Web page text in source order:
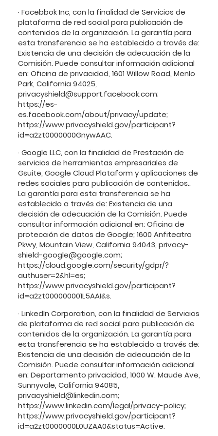
· Facebbok Inc, con la finalidad de Servicios de
plataforma de red social para publicación de
contenidos de la organización. La garantía para
esta transferencia se ha establecido a través de:
Existencia de una decisión de adecuación de la
Comisión. Puede consultar información adicional
en: Oficina de privacidad, 1601 Willow Road, Menlo
Park, California 94025,
privacyshield@support.facebook.com;
https://es-
es.facebook.com/about/privacy/update;
https://www.privacyshield.gov/participant?
id=a2zt0000000GnywAAC.
· Google LLC, con la finalidad de Prestación de
servicios de herramientas empresariales de
Gsuite, Google Cloud Plataform y aplicaciones de
redes sociales para publicación de contenidos..
La garantía para esta transferencia se ha
establecido a través de: Existencia de una
decisión de adecuación de la Comisión. Puede
consultar información adicional en: Oficina de
protección de datos de Google; 1600 Anfiteatro
Pkwy, Mountain View, California 94043, privacy-
shield-google@google.com;
https://cloud.google.com/security/gdpr/?
authuser=2&hl=es;
https://www.privacyshield.gov/participant?
id=a2zt000000001L5AAI&s.
· LinkedIn Corporation, con la finalidad de Servicios
de plataforma de red social para publicación de
contenidos de la organización. La garantía para
esta transferencia se ha establecido a través de:
Existencia de una decisión de adecuación de la
Comisión. Puede consultar información adicional
en: Departamento privacidad, 1000 W. Maude Ave,
Sunnyvale, California 94085,
privacyshield@linkedin.com;
https://www.linkedin.com/legal/privacy-policy;
https://www.privacyshield.gov/participant?
id=a2zt0000000L0UZAA0&status=Active.